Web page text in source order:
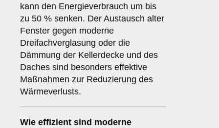
kann den Energieverbrauch um bis
zu 50 % senken. Der Austausch alter
Fenster gegen moderne
Dreifachverglasung oder die
Dämmung der Kellerdecke und des
Daches sind besonders effektive
Maßnahmen zur Reduzierung des
Wärmeverlusts.
Wie effizient sind moderne